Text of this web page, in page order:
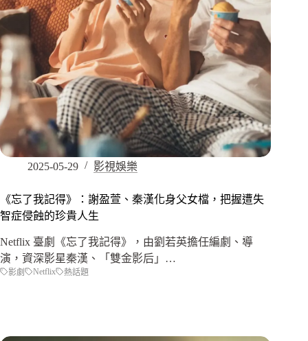
2025-05-29 影視娛樂
《忘了我記得》：謝盈萱、秦漢化身父女檔，把握遭失
智症侵蝕的珍貴人生
Netflix 臺劇《忘了我記得》，由劉若英擔任編劇、導
演，資深影星秦漢、「雙金影后」…
影劇 Netflix 熱話題